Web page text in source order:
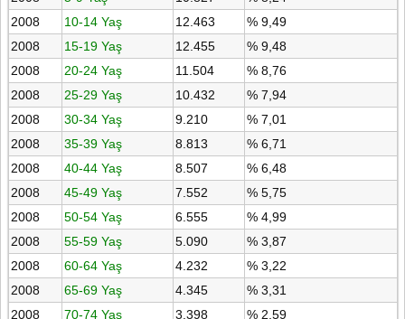
2008
10-14 Yaş 12.463
% 9,49
2008
15-19 Yaş 12.455
% 9,48
2008
20-24 Yaş 11.504
% 8,76
2008
25-29 Yaş 10.432
% 7,94
2008
30-34 Yaş 9.210
% 7,01
2008
35-39 Yaş 8.813
% 6,71
2008
40-44 Yaş 8.507
% 6,48
2008
45-49 Yaş 7.552
% 5,75
2008
50-54 Yaş 6.555
% 4,99
2008
55-59 Yaş 5.090
% 3,87
2008
60-64 Yaş 4.232
% 3,22
2008
65-69 Yaş 4.345
% 3,31
2008
70-74 Yaş 3.398 % 2,59